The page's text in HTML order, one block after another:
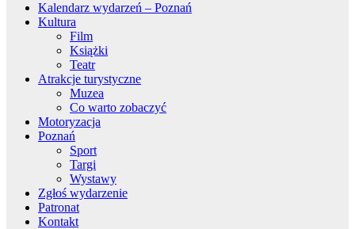
Kalendarz wydarzeń – Poznań
Kultura
Film
Książki
Teatr
Atrakcje turystyczne
Muzea
Co warto zobaczyć
Motoryzacja
Poznań
Sport
Targi
Wystawy
Zgłoś wydarzenie
Patronat
Kontakt